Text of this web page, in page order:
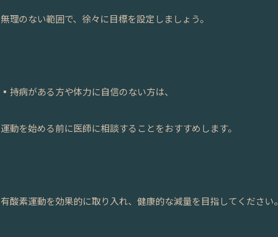
無理のない範囲で、徐々に目標を設定しましょう。
▪️持病がある方や体力に自信のない方は、
運動を始める前に医師に相談することをおすすめします。
有酸素運動を効果的に取り入れ、健康的な減量を目指してください。